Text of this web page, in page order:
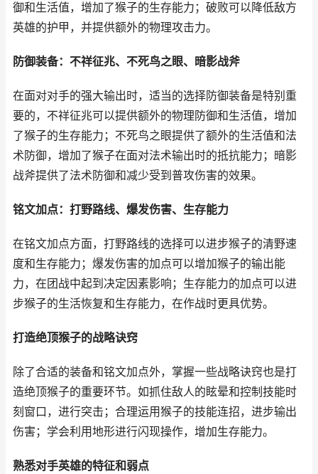
御和生活值，增加了猴子的生存能力；破败可以降低敌方
英雄的护甲，并提供额外的物理攻击力。
防御装备：不祥征兆、不死鸟之眼、暗影战斧
在面对对手的强大输出时，适当的选择防御装备是特别重
要的，不祥征兆可以提供额外的物理防御和生活值，增加
了猴子的生存能力；不死鸟之眼提供了额外的生活值和法
术防御，增加了猴子在面对法术输出时的抵抗能力；暗影
战斧提供了法术防御和减少受到普攻伤害的效果。
铭文加点：打野路线、爆发伤害、生存能力
在铭文加点方面，打野路线的选择可以进步猴子的清野速
度和生存能力；爆发伤害的加点可以增加猴子的输出能
力，在团战中起到决定因素影响；生存能力的加点可以进
步猴子的生活恢复和生存能力，在作战时更具优势。
打造绝顶猴子的战略诀窍
除了合适的装备和铭文加点外，掌握一些战略诀窍也是打
造绝顶猴子的重要环节。如抓住敌人的眩晕和控制技能时
刻窗口，进行突击；合理运用猴子的技能连招，进步输出
伤害；学会利用地形进行闪现操作，增加生存能力。
熟悉对手英雄的特征和弱点